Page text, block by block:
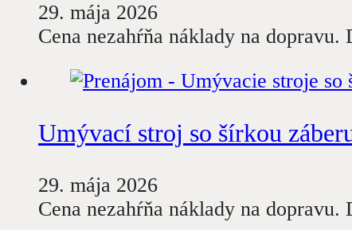
29. mája 2026
Cena nezahŕňa náklady na
Umývací stroj so šírkou
29. mája 2026
Cena nezahŕňa náklady na